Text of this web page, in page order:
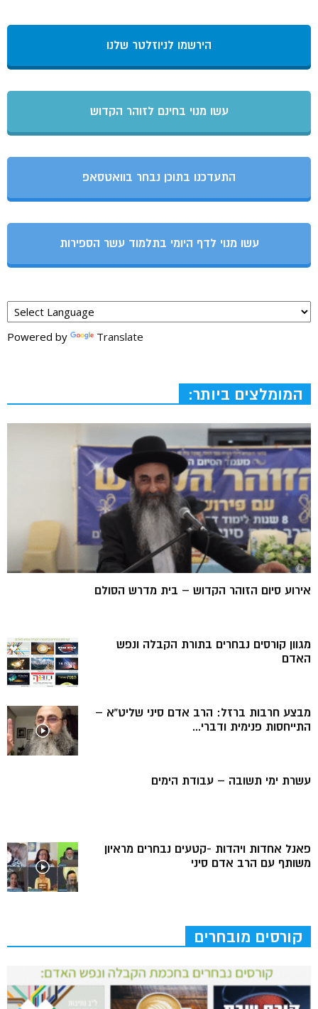
הירשמו לניוזלטר שלנו
עשו מנוי בחינם לזוהר הקדוש
התעדכנו בתוכן נבחר בוואטסאפ
עשו מנוי לדף היומי בתלמוד עשר הספירות
Powered by Translate
המומלצים ביותר:
אירוע סיום הזוהר הקדוש – בית מדרש הסולם
מגוון קורסים נבחרים בתורת הקבלה ונפש
האדם
מבצע חרבות ברזל: הרב אדם סיני שליט”א –
התייחסות פנימית ודברי...
עשרת ימי תשובה – עבודת הימים
פאנל אחדות ויהדות -קטעים נבחרים מראיון
משותף עם הרב אדם סיני
קורסים מובחרים